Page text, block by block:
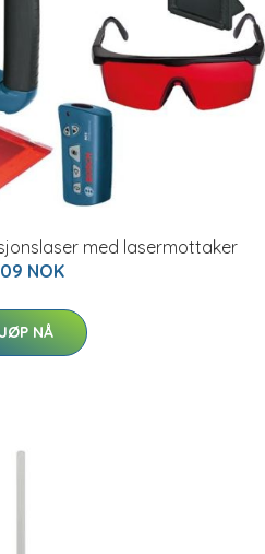
med lasermottaker
NOK
NÅ